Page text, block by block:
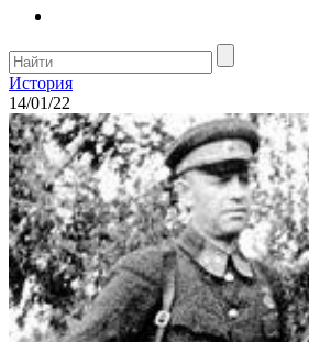
История
14/01/22